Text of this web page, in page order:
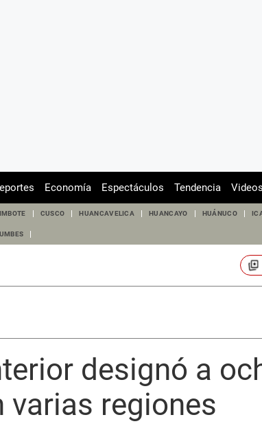
Economía Espectáculos Tendencia Videos
CUSCO HUANCAVELICA HUANCAYO HUÁNUCO
designó a
varias regiones